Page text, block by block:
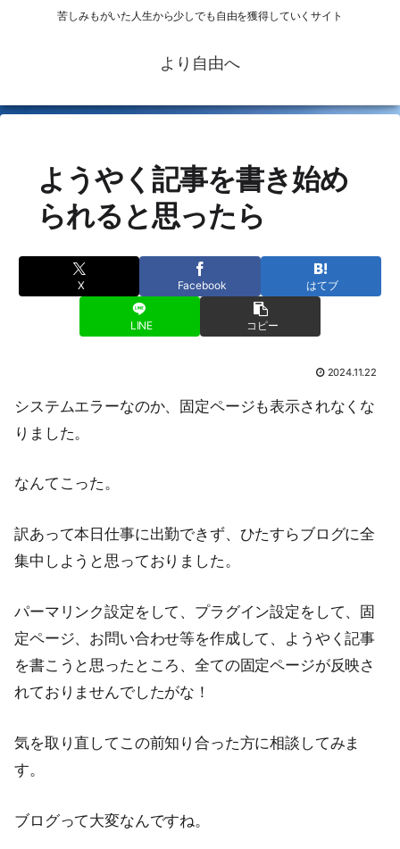
苦しみもがいた人生から少しでも自由を獲得していくサイト
より自由へ
ようやく記事を書き始め
られると思ったら
X Facebook はてブ
LINE コピー
2024.11.22
システムエラーなのか、固定ページも表示されなくな
りました。
なんてこった。
訳あって本日仕事に出勤できず、ひたすらブログに全
集中しようと思っておりました。
パーマリンク設定をして、プラグイン設定をして、固
定ページ、お問い合わせ等を作成して、ようやく記事
を書こうと思ったところ、全ての固定ページが反映さ
れておりませんでしたがな！
気を取り直してこの前知り合った方に相談してみま
す。
ブログって大変なんですね。